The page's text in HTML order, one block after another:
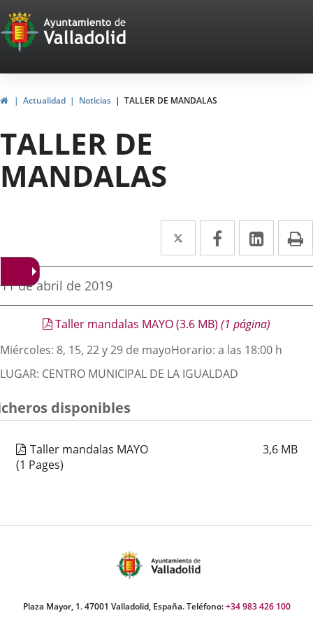
Portal
Web
del
Ayuntamiento
de
Valladolid
InicioActualidad Noticias TALLER DE MANDALAS
TALLER DE
MANDALAS
Twitter
Enlace
a
aplicación
externa.
Facebook
Enlace
a
aplicación
externa.
Enlace
a
Fecha
la
11 de abril de 2019
Taller mandalas MAYO(3.6 MB) (1 página)
Descripción
Miércoles: 8, 15, 22 y 29 de mayoHorario: a las 18:00 h
LUGAR: CENTRO MUNICIPAL DE LA IGUALDAD
disponibles
Taller mandalas MAYO 3,6 MB
(1 Pages)
Plaza Mayor, 1. 47001 Valladolid, España. Teléfono:+34 983 426 100